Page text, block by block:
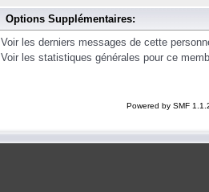
Options Supplémentaires:
Voir les derniers messages de cette
Voir les statistiques générales pour ce
Powered by SMF